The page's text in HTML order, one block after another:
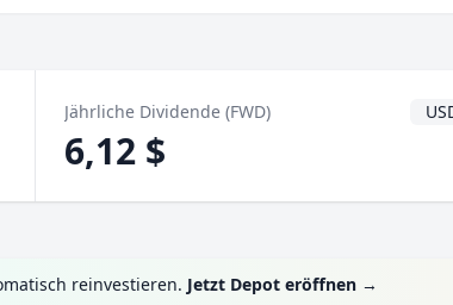
Jährliche Dividende (FWD)
6,12 $
reinvestieren. Jetzt Depot eröffnen →